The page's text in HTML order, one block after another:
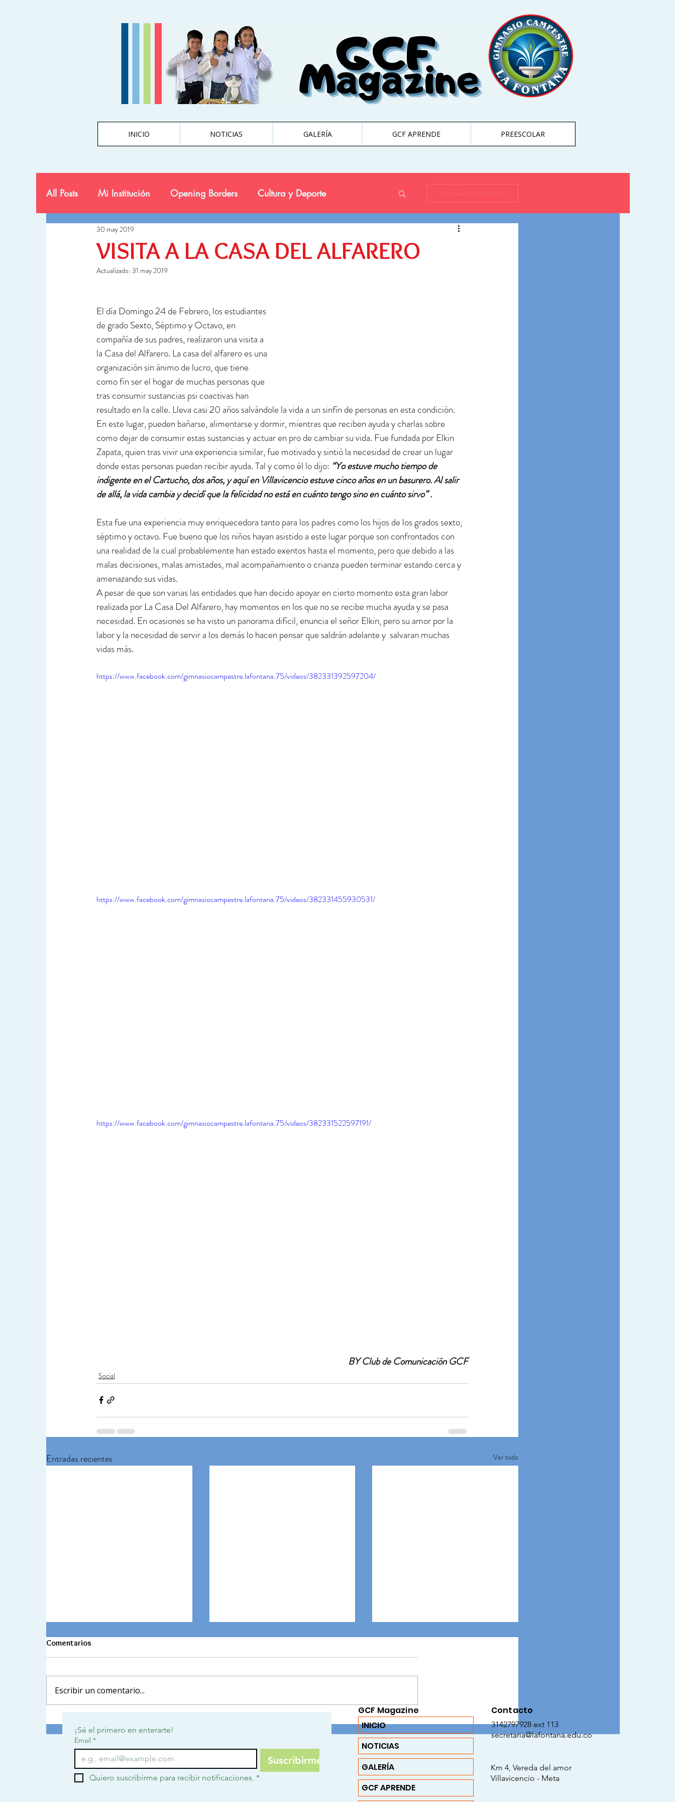
INICIO NOTICIAS GALERÍA GCF APRENDE PREESCOLAR
All Posts Mi Institución Opening Borders Cultura y Deporte
Ciencia y Tecnología
Inicia sesión/ Regístrate
VISITA A LA CASA DEL ALFARERO
30 may 2019
Actualizado: 31 may 2019
El día Domingo 24 de Febrero, los estudiantes
de grado Sexto, Séptimo y Octavo, en
compañía de sus padres, realizaron una visita a
la Casa del Alfarero. La casa del alfarero es una
organización sin ánimo de lucro, que tiene
como fin ser el hogar de muchas personas que
tras consumir sustancias psi coactivas han
resultado en la calle. Lleva casi 20 años salvándole la vida a un sinfín de personas en esta condición.
En este lugar, pueden bañarse, alimentarse y dormir, mientras que reciben ayuda y charlas sobre
como dejar de consumir estas sustancias y actuar en pro de cambiar su vida. Fue fundada por Elkin
Zapata, quien tras vivir una experiencia similar, fue motivado y sintió la necesidad de crear un lugar
donde estas personas puedan recibir ayuda. Tal y como él lo dijo: “Yo estuve mucho tiempo de
indigente en el Cartucho, dos años, y aquí en Villavicencio estuve cinco años en un basurero. Al salir
de allá, la vida cambia y decidí que la felicidad no está en cuánto tengo sino en cuánto sirvo” .
Esta fue una experiencia muy enriquecedora tanto para los padres como los hijos de los grados sexto,
séptimo y octavo. Fue bueno que los niños hayan asistido a este lugar porque son confrontados con
una realidad de la cual probablemente han estado exentos hasta el momento, pero que debido a las
malas decisiones, malas amistades, mal acompañamiento o crianza pueden terminar estando cerca y
amenazando sus vidas.
A pesar de que son varias las entidades que han decido apoyar en cierto momento esta gran labor
realizada por La Casa Del Alfarero, hay momentos en los que no se recibe mucha ayuda y se pasa
necesidad. En ocasiones se ha visto un panorama difícil, enuncia el señor Elkin, pero su amor por la
labor y la necesidad de servir a los demás lo hacen pensar que saldrán adelante y  salvaran muchas
vidas más.
https://www.facebook.com/gimnasiocampestre.lafontana.75/videos/382331392597204/
https://www.facebook.com/gimnasiocampestre.lafontana.75/videos/382331455930531/
https://www.facebook.com/gimnasiocampestre.lafontana.75/videos/382331522597191/
BY Club de Comunicación GCF
Social
Entradas recientes Ver todo
Cuando la escuela trasciende el
aula
Un trato por el buen trato: Una
semana para sembrar valores
Tejiendo Lazos, Construyendo
Comunidad: El Impacto
Transformador de los Team
Building Workshop con Sentido
Social
Comentarios
Escribir un comentario...
¡Sé el primero en enterarte!
Email *
Suscribirme
Quiero suscribirme para recibir notificaciones. *
GCF Magazine
INICIO
NOTICIAS
GALERÍA
GCF APRENDE
Contacto
3142797928 ext 113
secretaria@lafontana.edu.co
Km 4, Vereda del amor
Villavicencio - Meta